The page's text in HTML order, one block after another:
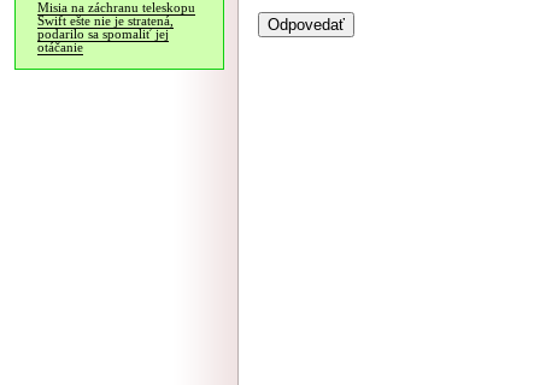
Misia na záchranu teleskopu
Swift ešte nie je stratená,
podarilo sa spomaliť jej
otáčanie